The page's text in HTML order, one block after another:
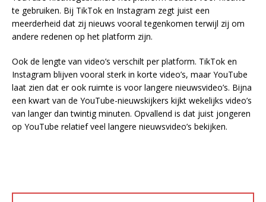
te gebruiken. Bij TikTok en Instagram zegt juist een
meerderheid dat zij nieuws vooral tegenkomen terwijl zij om
andere redenen op het platform zijn.
Ook de lengte van video’s verschilt per platform. TikTok en
Instagram blijven vooral sterk in korte video’s, maar YouTube
laat zien dat er ook ruimte is voor langere nieuwsvideo’s. Bijna
een kwart van de YouTube-nieuwskijkers kijkt wekelijks video’s
van langer dan twintig minuten. Opvallend is dat juist jongeren
op YouTube relatief veel langere nieuwsvideo’s bekijken.